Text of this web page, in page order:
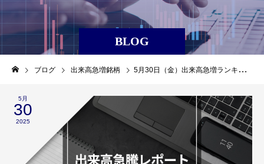
BLOG
ブログ 出来高急増銘柄 5月30日（金）出来高急増ランキングレポート
5月
30
2025